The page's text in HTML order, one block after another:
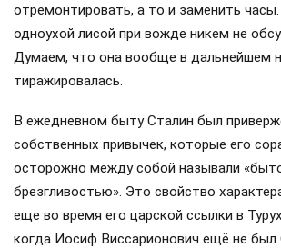
отремонтировать, а то и заменить
одноухой лисой при вожде никем не
Думаем, что она вообще в дальнейшем
тиражировалась.
В ежедневном быту Сталин был
собственных привычек, которые его
осторожно между собой называли
брезгливостью». Это свойство
еще во время его царской ссылки в
когда Иосиф Виссарионович ещё не